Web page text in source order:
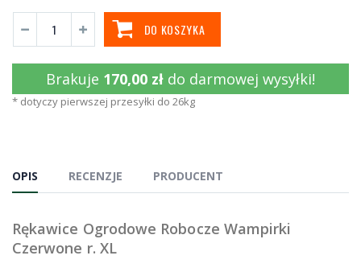
DO KOSZYKA
Brakuje 170,00 zł do darmowej wysyłki!
* dotyczy pierwszej przesyłki do 26kg
OPIS RECENZJE PRODUCENT
Rękawice Ogrodowe Robocze Wampirki
Czerwone r. XL